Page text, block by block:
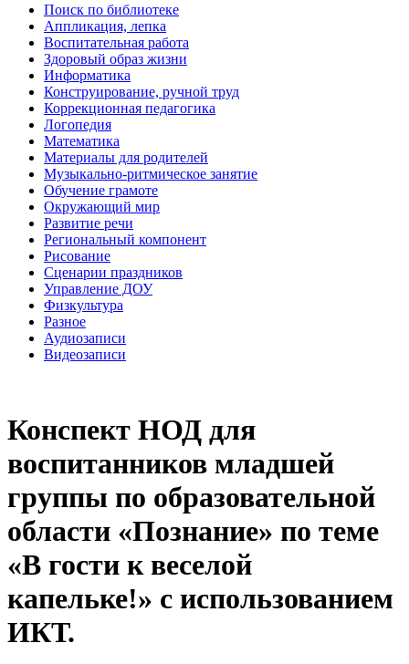
Поиск по библиотеке
Аппликация, лепка
Воспитательная работа
Здоровый образ жизни
Информатика
Конструирование, ручной труд
Коррекционная педагогика
Логопедия
Математика
Материалы для родителей
Музыкально-ритмическое занятие
Обучение грамоте
Окружающий мир
Развитие речи
Региональный компонент
Рисование
Сценарии праздников
Управление ДОУ
Физкультура
Разное
Аудиозаписи
Видеозаписи
Конспект НОД для
воспитанников младшей
группы по образовательной
области «Познание» по теме
«В гости к веселой
капельке!» с использованием
ИКТ.